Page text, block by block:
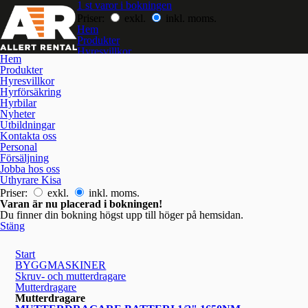
Hem
Produkter
Hyresvillkor
Hyrförsäkring
Hyrbilar
Nyheter
Utbildningar
Kontakta oss
Personal
Försäljning
Jobba hos oss
Uthyrare Kisa
Priser:
exkl. inkl. moms.
1 st varor i bokningen
Priser:
exkl.
inkl. moms.
Hem
Produkter
Hyresvillkor
Hyrbilar
Nyheter
Utbildningar
Kontakta oss
Jobba hos oss
Varan är nu placerad i bokningen!
Du finner din bokning högst upp till höger på hemsidan.
Stäng
Start
BYGGMASKINER
Skruv- och mutterdragare
Mutterdragare
Mutterdragare